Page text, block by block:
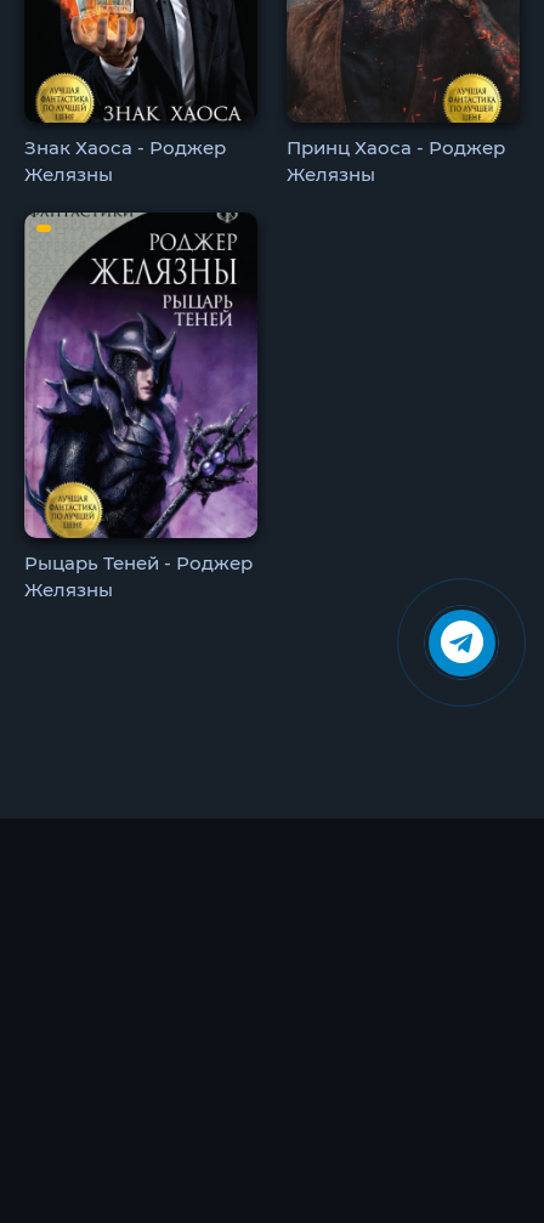
Знак Хаоса - Роджер
Желязны
Принц Хаоса - Роджер
Желязны
Рыцарь Теней - Роджер
Желязны